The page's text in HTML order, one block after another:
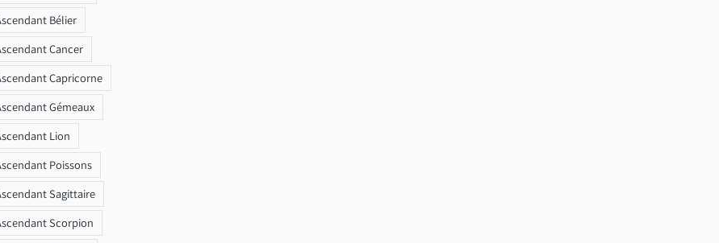
Bélier
Cancer
Capricorne
Gémeaux
Lion
Poissons
Sagittaire
Scorpion